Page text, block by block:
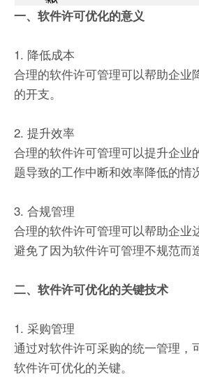
一、软件许可优化的意义
1. 降低成本
合理的软件许可管理可以帮助企
的开支。
2. 提升效率
合理的软件许可管理可以提升企
题导致的工作中断和效率降低的情
3. 合规管理
合理的软件许可管理可以帮助企业
避免了因为软件许可管理不规范而
二、软件许可优化的关键技术
1. 采购管理
通过对软件许可采购的统一管理
软件许可优化的关键。